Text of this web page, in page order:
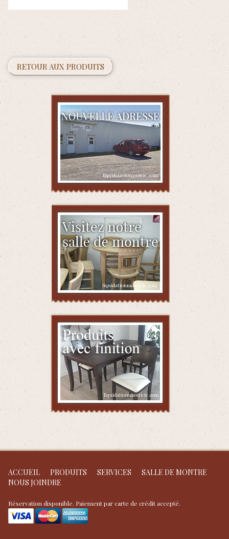
RETOUR AUX PRODUITS
ACCUEIL PRODUITS SERVICES
SALLE DE MONTRE
NOUS JOINDRE
Réservation disponible. Paiement par carte de crédit accepté.